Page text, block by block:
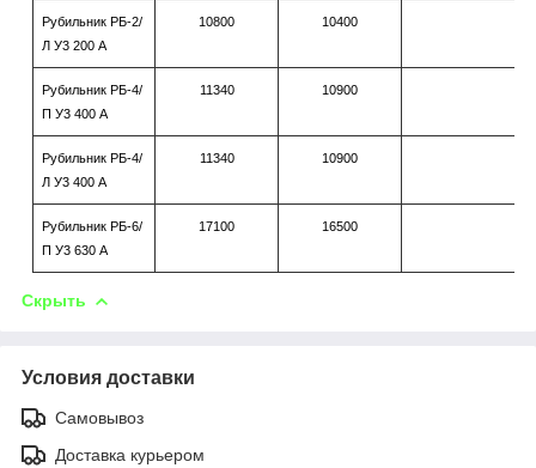
Рубильник РБ-2/
Л У3 200 А
10800 10400
Рубильник РБ-4/
П У3 400 А
11340 10900
Рубильник РБ-4/
Л У3 400 А
11340 10900
Рубильник РБ-6/
П У3 630 А
17100 16500
Скрыть
Условия доставки
Самовывоз
Доставка курьером